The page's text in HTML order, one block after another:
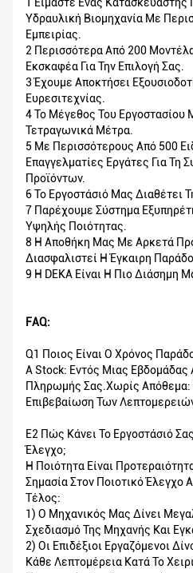
1 Είμαστε Ένας Κατασκευαστής
Υδραυλική Βιομηχανία Με
Εμπειρίας.
2 Περισσότερα Από 200
Εκσκαφέα Για Την Επιλογή Σας.
3 Έχουμε Αποκτήσει
Ευρεσιτεχνίας.
4 Το Μέγεθος Του Εργοστασίου
Τετραγωνικά Μέτρα.
5 Με Περισσότερους Από 500
Επαγγελματίες Εργάτες Για Τη
Προϊόντων.
6 Το Εργοστάσιό Μας Διαθέτει
7 Παρέχουμε Σύστημα
Υψηλής Ποιότητας.
8 Η Αποθήκη Μας Με Αρκετά
Διασφαλιστεί Η Έγκαιρη
9 Η DEKA Είναι Η Πιο Διάσημη
FAQ:
Q1 Ποιος Είναι Ο Χρόνος
A Stock: Εντός Μιας Εβδομάδας
Πληρωμής Σας.Χωρίς
Επιβεβαίωση Των
Ε2 Πώς Κάνει Το Εργοστάσιό
Έλεγχο;
Η Ποιότητα Είναι
Σημασία Στον Ποιοτικό Έλεγχο
Τέλος:
1) Ο Μηχανικός Μας Δίνει
Σχεδιασμό Της Μηχανής Και
2) Οι Επιδέξιοι Εργαζόμενοι
Κάθε Λεπτομέρεια Κατά Το